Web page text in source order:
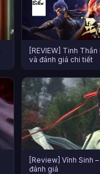
[REVIEW] Tinh
và đánh giá chi tiết
[Review] Vĩnh Sinh
đánh giá